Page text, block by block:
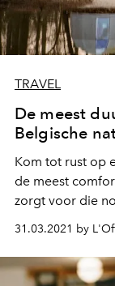
TRAVEL
De meest
Belgische
Kom tot rust op
de meest
zorgt voor die
van de stad.
31.03.2021 by